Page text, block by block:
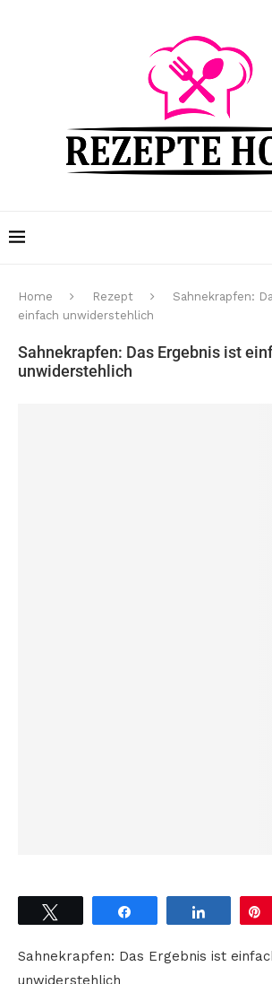
Home Rezept
Sahnekrapfen:
einfach unwiderstehlich
Sahnekrapfen: Das Ergebnis ist
unwiderstehlich
Sahnekrapfen: Das Ergebnis ist
unwiderstehlich